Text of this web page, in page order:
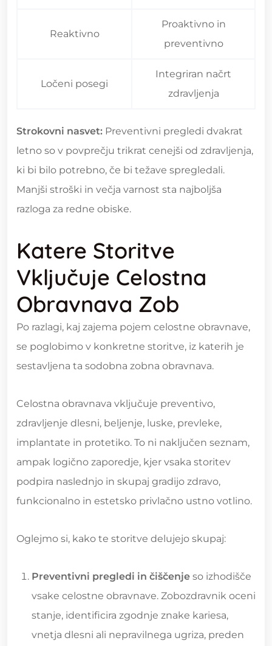
Reaktivno
Proaktivno in
preventivno
Ločeni posegi
Integriran načrt
zdravljenja
Strokovni nasvet: Preventivni pregledi dvakrat
letno so v povprečju trikrat cenejši od zdravljenja,
ki bi bilo potrebno, če bi težave spregledali.
Manjši stroški in večja varnost sta najboljša
razloga za redne obiske.
Katere Storitve
Vključuje Celostna
Obravnava Zob
Po razlagi, kaj zajema pojem celostne obravnave,
se poglobimo v konkretne storitve, iz katerih je
sestavljena ta sodobna zobna obravnava.
Celostna obravnava vključuje preventivo,
zdravljenje dlesni, beljenje, luske, prevleke,
implantate in protetiko. To ni naključen seznam,
ampak logično zaporedje, kjer vsaka storitev
podpira naslednjo in skupaj gradijo zdravo,
funkcionalno in estetsko privlačno ustno votlino.
Oglejmo si, kako te storitve delujejo skupaj:
Preventivni pregledi in čiščenje so izhodišče
vsake celostne obravnave. Zobozdravnik oceni
stanje, identificira zgodnje znake kariesa,
vnetja dlesni ali nepravilnega ugriza, preden